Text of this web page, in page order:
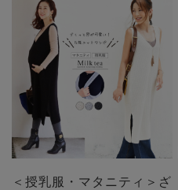
＜授乳服・マタニティ＞ざ